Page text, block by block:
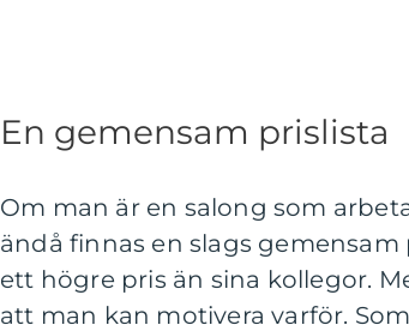
En gemensam prislista
Om man är en salong som
ändå finnas en slags
ett högre pris än sina kollegor.
att man kan motivera varför.